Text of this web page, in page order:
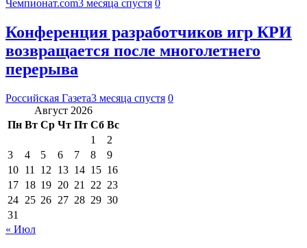
Чемпионат.com3 месяца спустя 0
Конференция разработчиков игр КРИ
возвращается после многолетнего
перерыва
Российская Газета3 месяца спустя 0
Август 2026
Пн Вт Ср Чт Пт Сб Вс
1
2
3
4 5 6 7 8
9
10 11 12 13 14 15 16
17 18 19 20 21 22 23
24 25 26 27 28 29 30
31
« Июл